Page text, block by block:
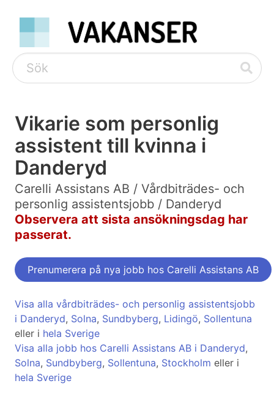
Vikarie som personlig
assistent till kvinna i
Danderyd
Carelli Assistans AB / Vårdbiträdes- och
personlig assistentsjobb / Danderyd
Observera att sista ansökningsdag har
passerat.
Prenumerera på nya jobb hos Carelli Assistans AB
Visa alla vårdbiträdes- och personlig assistentsjobb
i Danderyd, Solna, Sundbyberg, Lidingö, Sollentuna
eller i hela Sverige
Visa alla jobb hos Carelli Assistans AB i Danderyd,
Solna, Sundbyberg, Sollentuna, Stockholm eller i
hela Sverige